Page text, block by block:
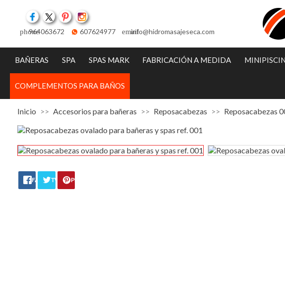
Facebook
TwitterPinterestInstagram
phone964063672 607624977 emailinfo@hidromasajeseca.com
BAÑERAS SPA SPAS MARK FABRICACIÓN A MEDIDA
COMPLEMENTOS PARA BAÑOS
Inicio Accesorios para bañeras Reposacabezas Reposacabezas
FACEBOOKTWITTERPINTEREST